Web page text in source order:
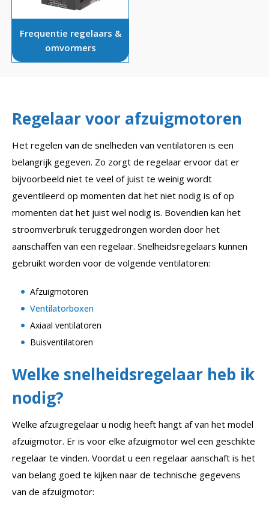
Frequentie regelaars &
omvormers
Regelaar voor afzuigmotoren
Het regelen van de snelheden van ventilatoren is een
belangrijk gegeven. Zo zorgt de regelaar ervoor dat er
bijvoorbeeld niet te veel of juist te weinig wordt
geventileerd op momenten dat het niet nodig is of op
momenten dat het juist wel nodig is. Bovendien kan het
stroomverbruik teruggedrongen worden door het
aanschaffen van een regelaar. Snelheidsregelaars kunnen
gebruikt worden voor de volgende ventilatoren:
Afzuigmotoren
Ventilatorboxen
Axiaal ventilatoren
Buisventilatoren
Welke snelheidsregelaar heb ik
nodig?
Welke afzuigregelaar u nodig heeft hangt af van het model
afzuigmotor. Er is voor elke afzuigmotor wel een geschikte
regelaar te vinden. Voordat u een regelaar aanschaft is het
van belang goed te kijken naar de technische gegevens
van de afzuigmotor: